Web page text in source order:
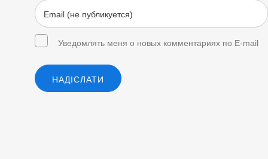
Уведомлять меня о новых комментариях по E-mail
НАДІСЛАТИ